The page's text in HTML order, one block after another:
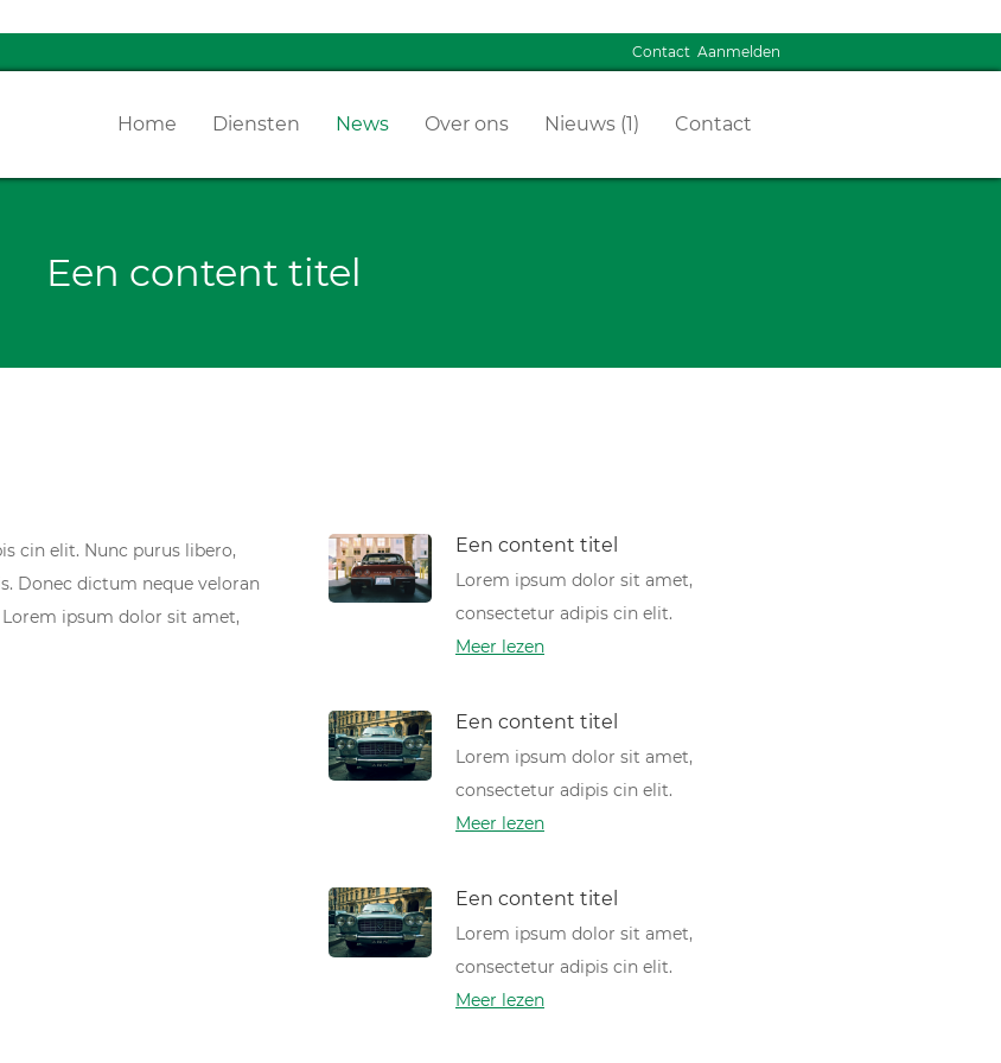
Contact Aanmelden
Home Diensten News Over ons Nieuws (1) Contact
Een content titel
cin elit. Nunc purus libero,
Donec dictum neque veloran
ipsum dolor sit amet,
Een content titel
Lorem ipsum dolor sit amet,
consectetur adipis cin elit.
Meer lezen
Een content titel
Lorem ipsum dolor sit amet,
consectetur adipis cin elit.
Meer lezen
Een content titel
Lorem ipsum dolor sit amet,
consectetur adipis cin elit.
Meer lezen